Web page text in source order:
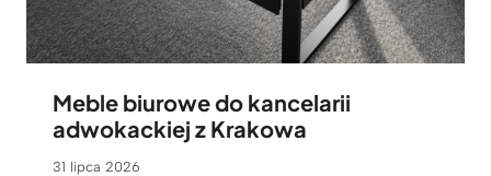
Meble biurowe do kancelarii
adwokackiej z Krakowa
31 lipca 2026